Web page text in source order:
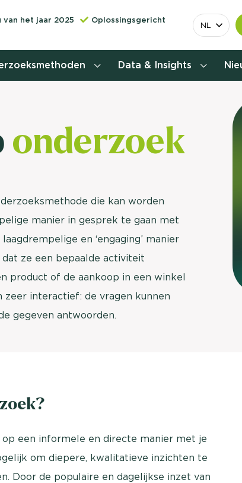
van het jaar 2025
Oplossingsgericht
NL
journey onderzoek
Studiekeuze
(NSKO)
& attitude onderzoek
onderzoek
customer
brengen.
Data & Insights
onderzoek
die kan worden
manier in gesprek te gaan met
en ‘engaging’ manier
ze een bepaalde activiteit
product of de aankoop in een winkel
interactief: de vragen kunnen
gegeven antwoorden.
een informele en directe manier met je
om diepere, kwalitatieve inzichten te
Door de populaire en dagelijkse inzet van